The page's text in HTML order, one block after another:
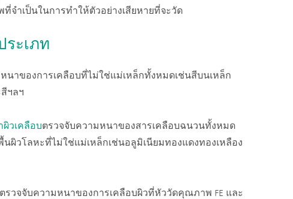
จำเป็นในการทำให้ตัวอย่างเสียหายที่จะวัด
ระเภท
นาของการเคลือบที่ไม่ใช่แม่เหล็กทั้งหมดเช่นสีบนเหล็ก
ฯลฯ
ผิวเคลือบตรวจจับความหนาของสารเคลือบฉนวนทั้งหมด
ผิวโลหะที่ไม่ใช่แม่เหล็กเช่นอลูมิเนียมทองแดงทองเหลือง
วจจับความหนาของการเคลือบผิวที่หัววัดคุณภาพ FE และ